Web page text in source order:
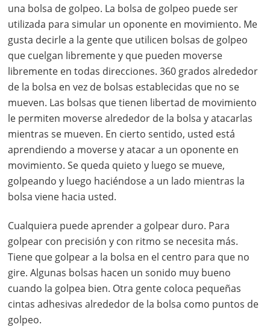
una bolsa de golpeo. La bolsa de golpeo puede ser
utilizada para simular un oponente en movimiento. Me
gusta decirle a la gente que utilicen bolsas de golpeo
que cuelgan libremente y que pueden moverse
libremente en todas direcciones. 360 grados alrededor
de la bolsa en vez de bolsas establecidas que no se
mueven. Las bolsas que tienen libertad de movimiento
le permiten moverse alrededor de la bolsa y atacarlas
mientras se mueven. En cierto sentido, usted está
aprendiendo a moverse y atacar a un oponente en
movimiento. Se queda quieto y luego se mueve,
golpeando y luego haciéndose a un lado mientras la
bolsa viene hacia usted.
Cualquiera puede aprender a golpear duro. Para
golpear con precisión y con ritmo se necesita más.
Tiene que golpear a la bolsa en el centro para que no
gire. Algunas bolsas hacen un sonido muy bueno
cuando la golpea bien. Otra gente coloca pequeñas
cintas adhesivas alrededor de la bolsa como puntos de
golpeo.